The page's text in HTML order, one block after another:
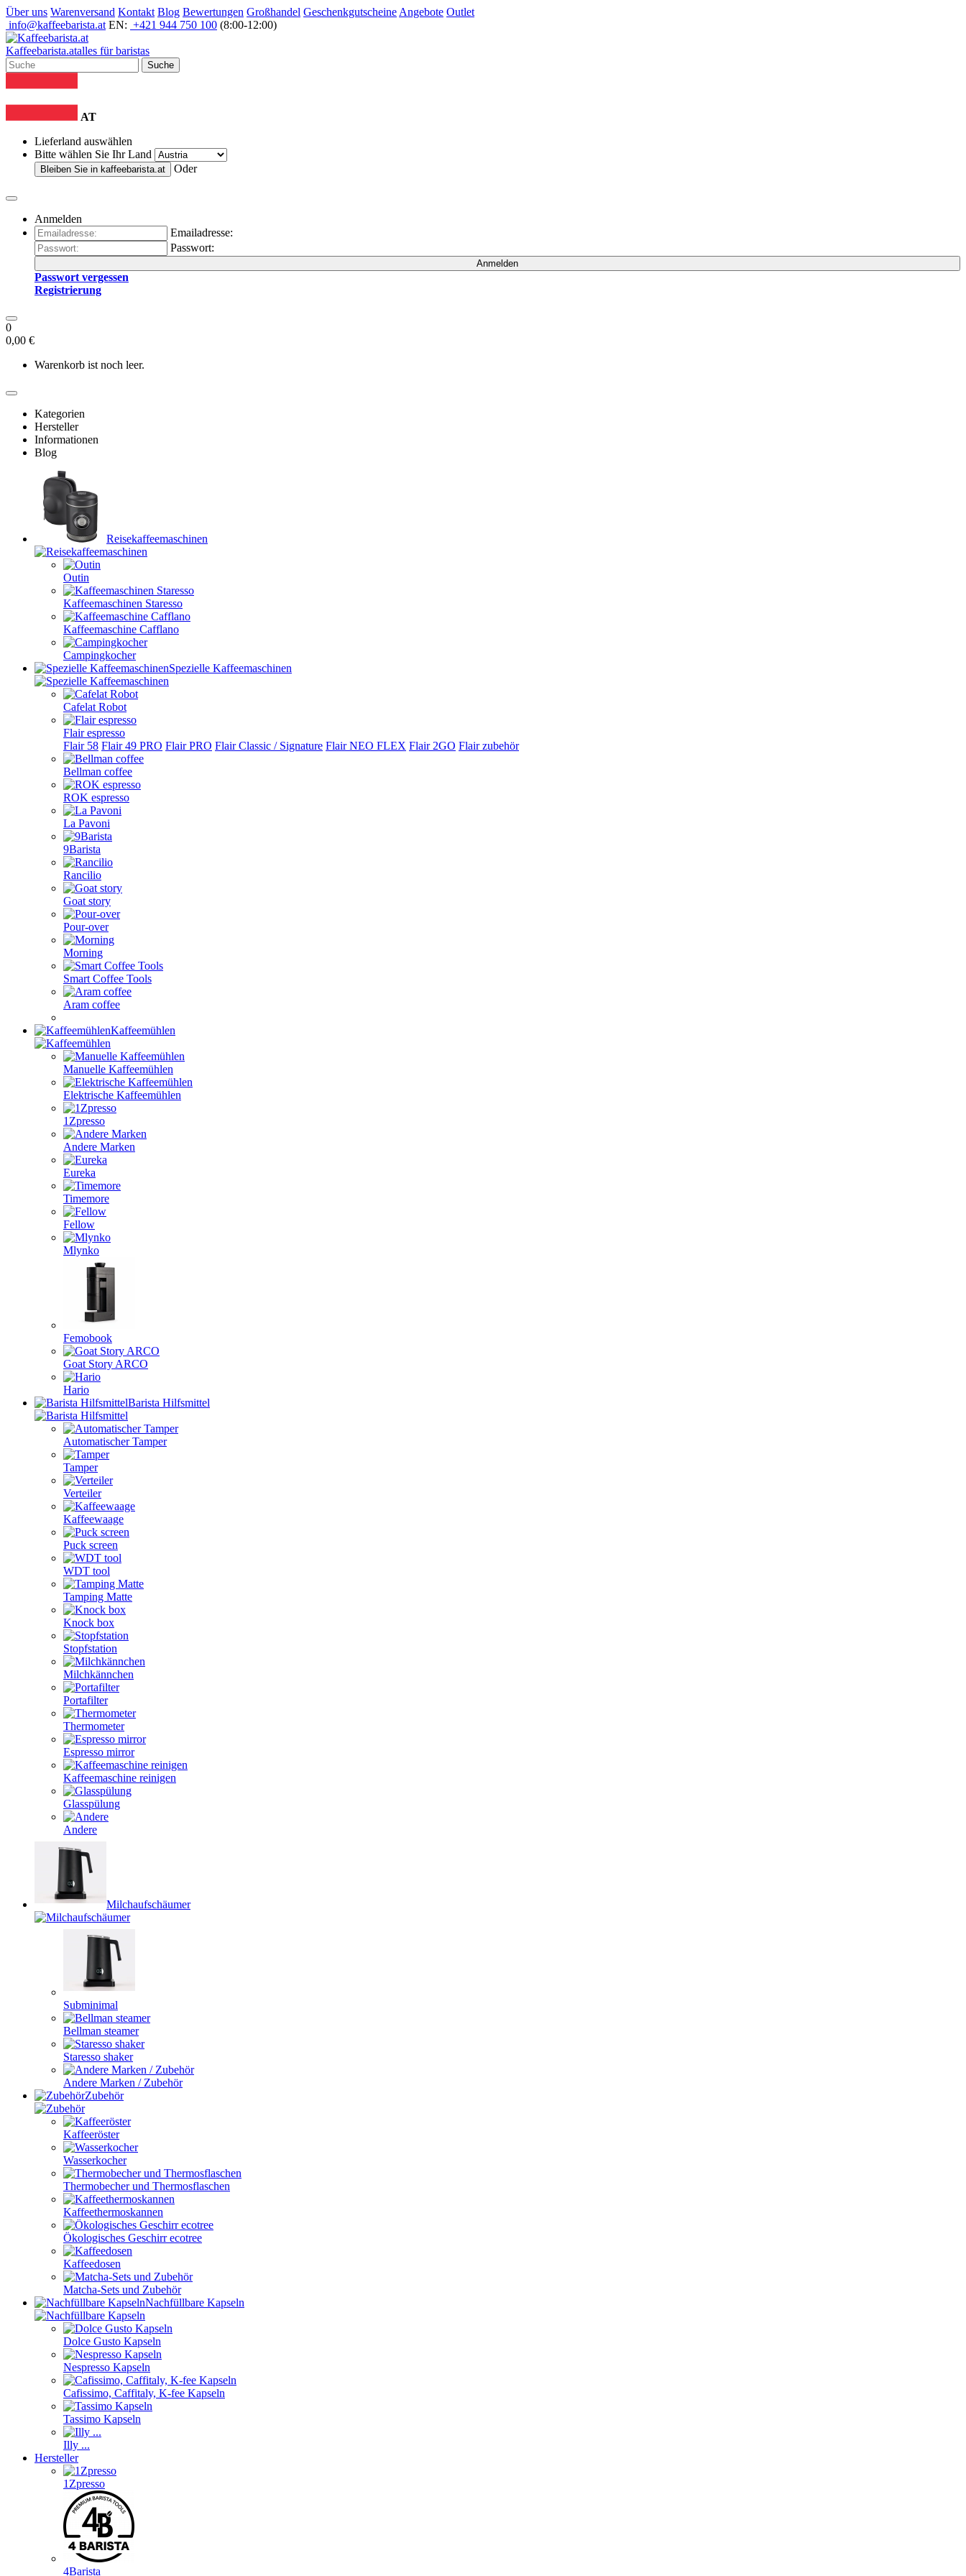
Über uns Warenversand Kontakt Blog Bewertungen Großhandel Geschenkgutscheine Angebote Outlet
info@kaffeebarista.at EN: +421 944 750 100 (8:00-12:00)
Kaffeebarista.atalles für baristas
Suche
AT
Lieferland auswählen
Bitte wählen Sie Ihr Land
Bleiben Sie in kaffeebarista.at Oder
Anmelden
Emailadresse:
Passwort:
Anmelden
Passwort vergessen
Registrierung
0
0,00 €
Warenkorb ist noch leer.
Kategorien
Hersteller
Informationen
Blog
Reisekaffeemaschinen
Outin
Kaffeemaschinen Staresso
Kaffeemaschine Cafflano
Campingkocher
Spezielle Kaffeemaschinen
Cafelat Robot
Flair espresso
Flair 58 Flair 49 PRO Flair PRO Flair Classic / Signature Flair NEO FLEX Flair 2GO Flair zubehör
Bellman coffee
ROK espresso
La Pavoni
9Barista
Rancilio
Goat story
Pour-over
Morning
Smart Coffee Tools
Aram coffee
Kaffeemühlen
Manuelle Kaffeemühlen
Elektrische Kaffeemühlen
1Zpresso
Andere Marken
Eureka
Timemore
Fellow
Mlynko
Femobook
Goat Story ARCO
Hario
Barista Hilfsmittel
Automatischer Tamper
Tamper
Verteiler
Kaffeewaage
Puck screen
WDT tool
Tamping Matte
Knock box
Stopfstation
Milchkännchen
Portafilter
Thermometer
Espresso mirror
Kaffeemaschine reinigen
Glasspülung
Andere
Milchaufschäumer
Subminimal
Bellman steamer
Staresso shaker
Andere Marken / Zubehör
Zubehör
Kaffeeröster
Wasserkocher
Thermobecher und Thermosflaschen
Kaffeethermoskannen
Ökologisches Geschirr ecotree
Kaffeedosen
Matcha-Sets und Zubehör
Nachfüllbare Kapseln
Dolce Gusto Kapseln
Nespresso Kapseln
Cafissimo, Caffitaly, K-fee Kapseln
Tassimo Kapseln
Illy ...
Hersteller
1Zpresso
4Barista